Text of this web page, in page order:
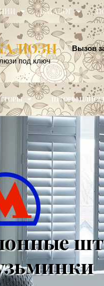
КАТАЛОГ
под ключ
Вызов
ШТОРЫ